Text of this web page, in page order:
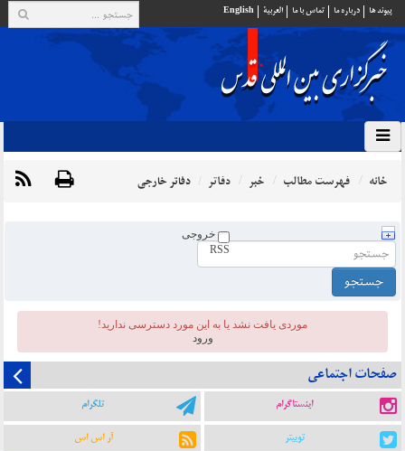
پيوند ها درباره ما تماس با ما العربية English
خانه فهرست مطالب خبر دفاتر دفاتر خارجی
خروجی
RSS
موردی يافت نشد یا به این مورد دسترسی ندارید!
ورود
صفحات اجتماعی
اینستاگرام تلگرام
توییتر آر اس اس